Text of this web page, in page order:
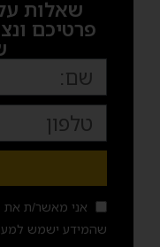
שאלות
פרטיכם
אני מאשר/ת את
שהמידע ישמש